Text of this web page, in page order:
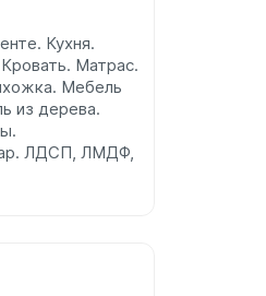
Кухня.
Матрас.
Мебель
из дерева.
ЛДСП, ЛМДФ,